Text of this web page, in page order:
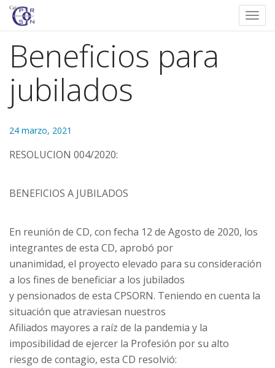
Beneficios para
jubilados
24 marzo, 2021
RESOLUCION 004/2020:
BENEFICIOS A JUBILADOS
En reunión de CD, con fecha 12 de Agosto de 2020, los
integrantes de esta CD, aprobó por
unanimidad, el proyecto elevado para su consideración
a los fines de beneficiar a los jubilados
y pensionados de esta CPSORN. Teniendo en cuenta la
situación que atraviesan nuestros
Afiliados mayores a raíz de la pandemia y la
imposibilidad de ejercer la Profesión por su alto
riesgo de contagio, esta CD resolvió: